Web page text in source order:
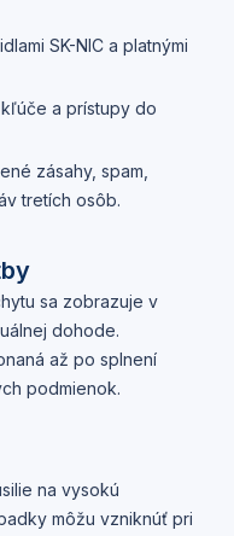
SK-NIC a platnými
a prístupy do
zásahy, spam,
tretích osôb.
sa zobrazuje v
dohode.
až po splnení
podmienok.
na vysokú
môžu vzniknúť pri